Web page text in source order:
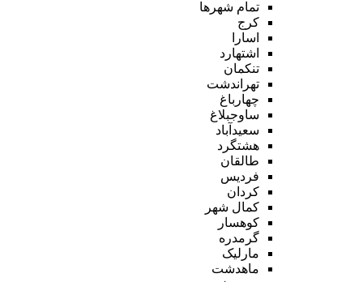
تمام شهر‌ها
کرج
اسارا
اشتهارد
تنکمان
تهراندشت
چهارباغ
ساوجبلاغ
سعیدآباد
هشتگرد
طالقان
فردیس
کردان
کمال شهر
کوهسار
گرمدره
مارلیک
ماهدشت